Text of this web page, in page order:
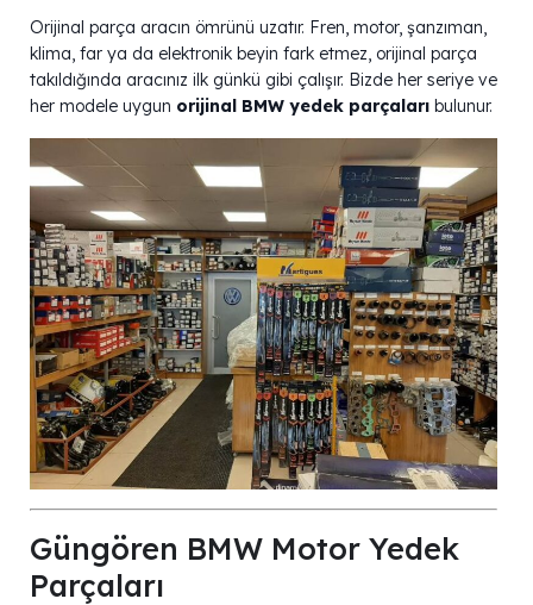
Orijinal parça aracın ömrünü uzatır. Fren, motor, şanzıman,
klima, far ya da elektronik beyin fark etmez, orijinal parça
takıldığında aracınız ilk günkü gibi çalışır. Bizde her seriye ve
her modele uygun orijinal BMW yedek parçaları bulunur.
Güngören BMW Motor Yedek
Parçaları